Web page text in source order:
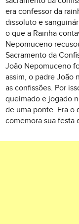
era confessor da
dissoluto e
o que a Rainha
Nepomuceno
Sacramento da
João Nepomuceno
assim, o padre João
as confissões. Por
queimado e jogado
de uma ponte. Era o
comemora sua festa